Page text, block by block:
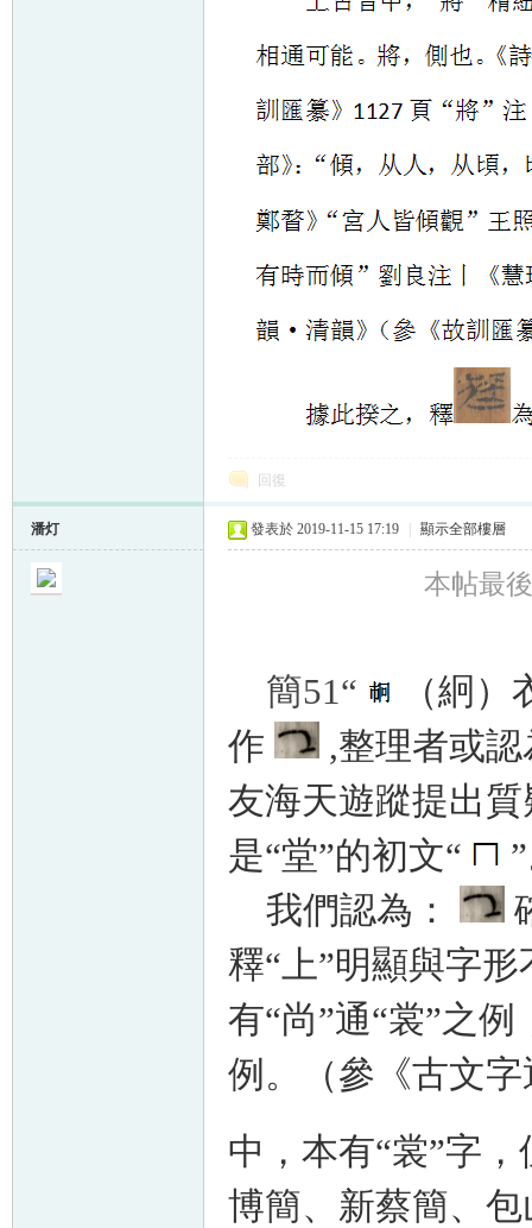
回復
潘灯 發表於 2019-11-15 17:19 顯示全部樓層
本帖最
簡51“
（絅
作
,整理者或
友海天遊蹤提出
是“堂”的初文“
我們認為：
釋“上”明顯與字
有“尚”通“裳”之例
例。（參《古文
中，本有“裳”字
博簡、新蔡簡、